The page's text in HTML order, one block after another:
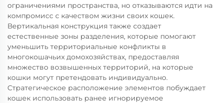
ограничениями пространства, но отказываются идти на
компромисс с качеством жизни своих кошек.
Вертикальная конструкция также создает
естественные зоны разделения, которые помогают
уменьшить территориальные конфликты в
многокошачьих домохозяйствах, предоставляя
множество возвышенных территорий, на которые
кошки могут претендовать индивидуально.
Стратегическое расположение элементов побуждает
кошек использовать ранее игнорируемое